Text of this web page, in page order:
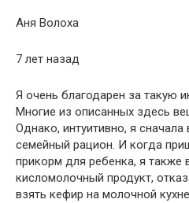
Аня Волоха
7 лет назад
Я очень благодарен за такую
Многие из описанных здесь
Однако, интуитивно, я
семейный рацион. И когда
прикорм для ребенка, я также
кисломолочный продукт,
взять кефир на молочной